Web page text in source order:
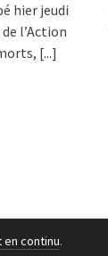
hier jeudi
l’Action
[...]
en continu.